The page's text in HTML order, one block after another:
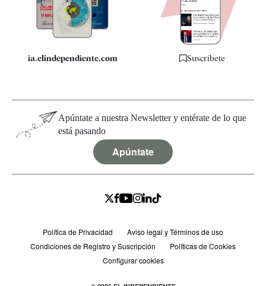
Especificaciones
ia.elindependiente.com Suscríbete
Apúntate a nuestra Newsletter y entérate de lo que
está pasando
Apúntate
Política de Privacidad
Aviso legal y Términos de uso
Condiciones de Registro y Suscripción
Políticas de Cookies
Configurar cookies